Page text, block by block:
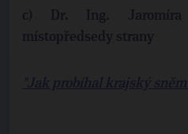
c) Dr. Ing.
místopředsedy strany